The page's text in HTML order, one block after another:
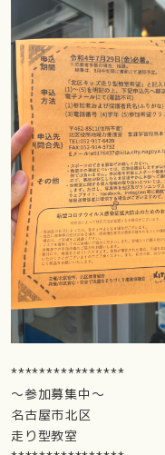
****************
～参加募集中～
名古屋市北区
走り型教室